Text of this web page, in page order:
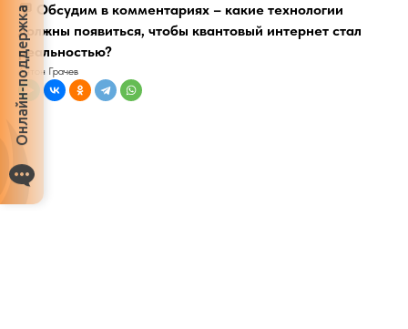
💬 Обсудим в комментариях – какие технологии
должны появиться, чтобы квантовый интернет стал
реальностью?
Антон Грачев
Онлайн-поддержка